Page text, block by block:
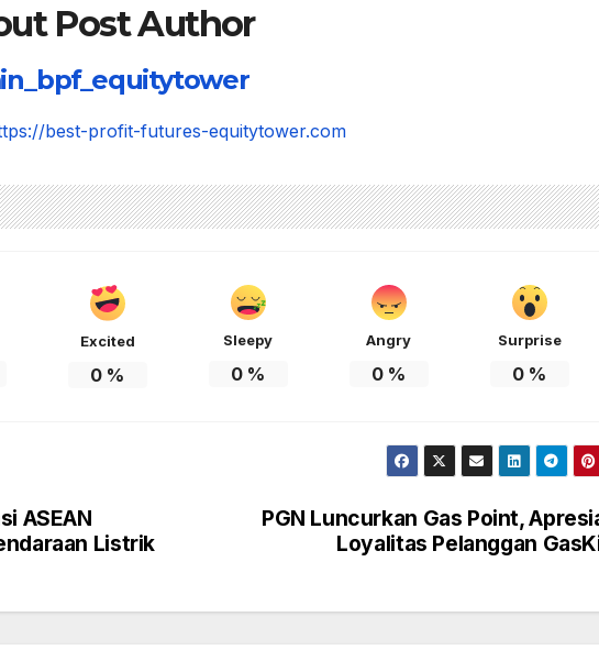
Post Author
best-profit-futures-equitytower.com
Excited
0 %
Sleepy
0 %
Angry
0 %
Surprise
0 %
PGN Luncurkan Gas Point,
Loyalitas Pelanggan
ASEAN
Listrik